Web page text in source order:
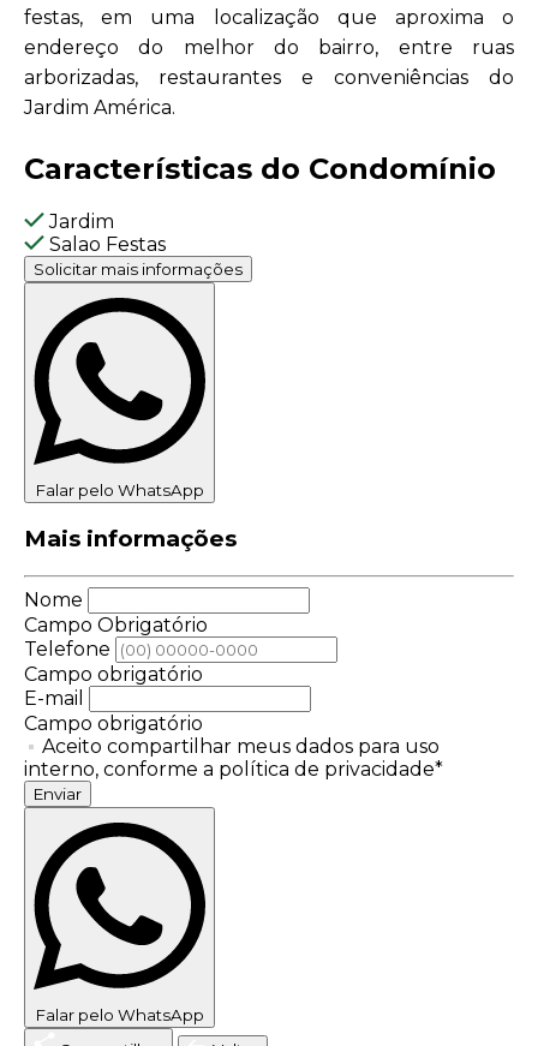
festas, em uma localização que aproxima o
endereço do melhor do bairro, entre ruas
arborizadas, restaurantes e conveniências do
Jardim América.
Características do Condomínio
Jardim
Salao Festas
Solicitar mais informações
Falar pelo WhatsApp
Mais informações
Nome
Campo Obrigatório
Telefone
Campo obrigatório
E-mail
Campo obrigatório
Aceito compartilhar meus dados para uso
interno, conforme a política de privacidade*
Enviar
Falar pelo WhatsApp